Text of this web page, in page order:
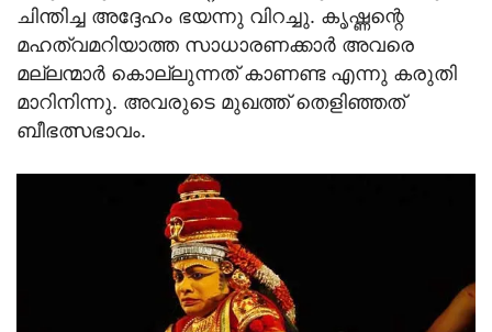
ചിന്തിച്ച അദ്ദേഹം ഭയന്നു വിറച്ചു. കൃഷ്ണന്റെ
മഹത്വമറിയാത്ത സാധാരണക്കാര്‍ അവരെ
മല്ലന്മാര്‍ കൊല്ലുന്നത് കാണണ്ട എന്നു കരുതി
മാറിനിന്നു. അവരുടെ മുഖത്ത് തെളിഞ്ഞത്
ബീഭത്സഭാവം.